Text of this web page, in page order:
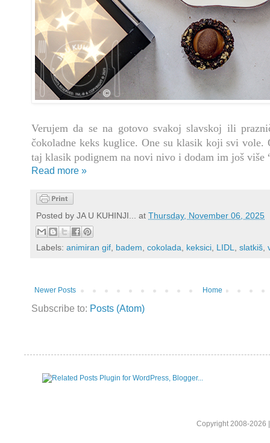
Verujem da se na gotovo svakoj slavskoj ili
čokoladne keks kuglice. One su klasik koji svi vole.
taj klasik podignem na novi nivo i dodam im još više
Read more »
Posted by JA U KUHINJI... at Thursday, November 06, 2025
Labels: animiran gif badem cokolada keksici LIDL slatkiš
Newer Posts Home
Subscribe to: Posts (Atom)
Copyright 2008-2026